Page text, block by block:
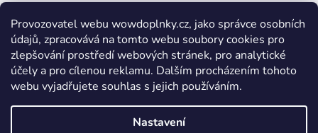
Provozovatel webu wowdoplnky.cz, jako správce osobních
údajů, zpracovává na tomto webu soubory cookies pro
zlepšování prostředí webových stránek, pro analytické
účely a pro cílenou reklamu. Dalším procházením tohoto
webu vyjadřujete souhlas s jejich používáním.
Nastavení
Jak a čím pomoci »